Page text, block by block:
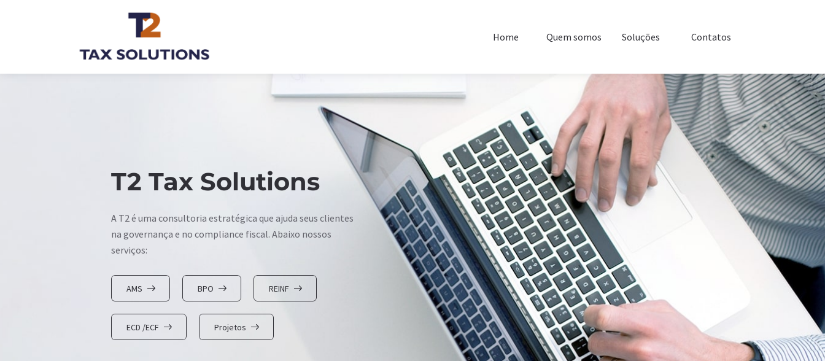
Home Quem somos Soluções Contatos
T2 Tax Solutions
A T2 é uma consultoria estratégica que ajuda seus clientes
na governança e no compliance fiscal. Abaixo nossos
serviços:
AMS BPO REINF
ECD /ECF Projetos